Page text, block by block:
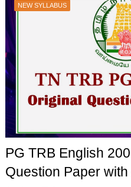
NEW SYLLABUS
PG TRB English
Question Paper